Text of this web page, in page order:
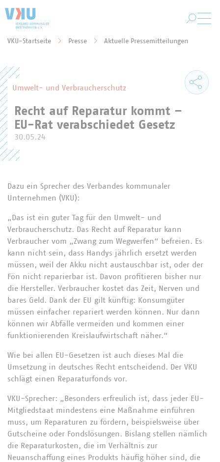
VKU-Startseite Presse Aktuelle Pressemitteilungen
Umwelt- und Verbraucherschutz
Recht auf Reparatur kommt –
EU-Rat verabschiedet Gesetz
30.05.24
Dazu ein Sprecher des Verbandes kommunaler
Unternehmen (VKU):
„Das ist ein guter Tag für den Umwelt- und
Verbraucherschutz. Das Recht auf Reparatur kann
Verbraucher vom „Zwang zum Wegwerfen“ befreien. Es
kann nicht sein, dass Handys jährlich ersetzt werden
müssen, weil der Akku nicht austauschbar ist, oder der
Fön nicht reparierbar ist. Davon profitieren bisher nur
die Hersteller. Verbraucher kostet das Zeit, Nerven und
bares Geld. Dank der EU gilt künftig: Konsumgüter
müssen einfacher repariert werden können. Nur dann
können wir Abfälle vermeiden und kommen einer
funktionierenden Kreislaufwirtschaft näher.“
Wie bei allen EU-Gesetzen ist auch dieses Mal die
Umsetzung in deutsches Recht entscheidend. Der VKU
schlägt einen Reparaturfonds vor.
VKU-Sprecher: „Besonders erfreulich ist, dass jeder EU-
Mitgliedstaat mindestens eine Maßnahme einführen
muss, um Reparaturen zu fördern, beispielsweise über
Gutscheine oder Fondslösungen. Bislang stellen nämlich
die Reparaturkosten, die im Verhältnis zur
Neuanschaffung eines Produkts häufig höher sind, die